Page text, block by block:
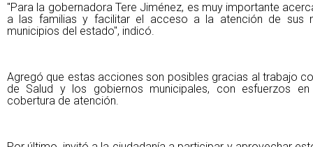
"Para la gobernadora Tere Jiménez, es muy importante
a las familias y facilitar el acceso a la atención de sus
municipios del estado", indicó.
Agregó que estas acciones son posibles gracias al trabajo
de Salud y los gobiernos municipales, con esfuerzos
cobertura de atención.